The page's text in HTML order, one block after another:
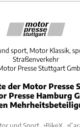
sport, Motor Klassik,
Straßenverkehr
Presse Stuttgart
der Motor Presse
Presse Hamburg
und Sport BikeX